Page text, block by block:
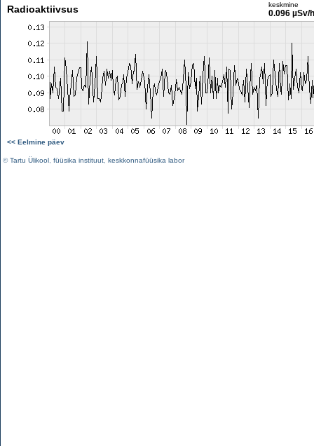
Radioaktiivsus keskmine
0.096 µSv/h
<< Eelmine päev
©Tartu Ülikool füüsika instituut keskkonnafüüsika labor